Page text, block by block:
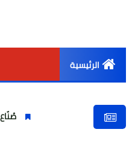
الرئيسية
صُنّاع المجد براعم 2014 وقطاع الشباب لمنصات التتويج ببطولة كأس المستقبل العربي